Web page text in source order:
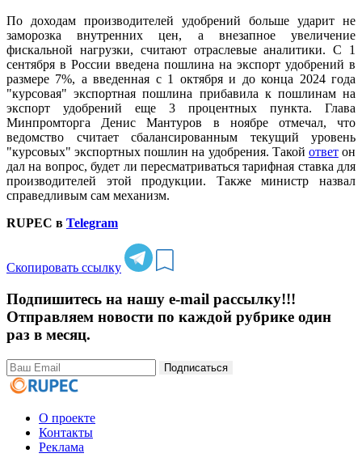
По доходам производителей удобрений больше ударит не
заморозка внутренних цен, а внезапное увеличение
фискальной нагрузки, считают отраслевые аналитики. С 1
сентября в России введена пошлина на экспорт удобрений в
размере 7%, а введенная с 1 октября и до конца 2024 года
"курсовая" экспортная пошлина прибавила к пошлинам на
экспорт удобрений еще 3 процентных пункта. Глава
Минпромторга Денис Мантуров в ноябре отмечал, что
ведомство считает сбалансированным текущий уровень
"курсовых" экспортных пошлин на удобрения. Такой ответон
дал на вопрос, будет ли пересматриваться тарифная ставка для
производителей этой продукции. Также министр назвал
справедливым сам механизм.
RUPEC в Telegram
Скопировать ссылку
Подпишитесь на нашу e-mail рассылку!!!
Отправляем новости по каждой рубрике один
раз в месяц.
Подписаться
О проекте
Контакты
Реклама